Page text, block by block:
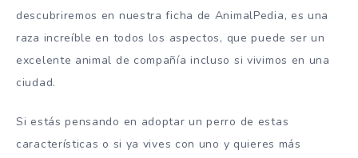
descubriremos en nuestra ficha de AnimalPedia, es una
raza increíble en todos los aspectos, que puede ser un
excelente animal de compañía incluso si vivimos en una
ciudad.
Si estás pensando en adoptar un perro de estas
características o si ya vives con uno y quieres más